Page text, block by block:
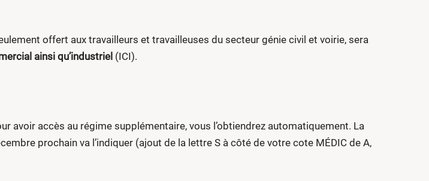
offert aux travailleurs et travailleuses du secteur génie civil et voirie, sera
ainsi qu’industriel (ICI).
avoir accès au régime supplémentaire, vous l’obtiendrez automatiquement. La
prochain va l’indiquer (ajout de la lettre S à côté de votre cote MÉDIC de A,